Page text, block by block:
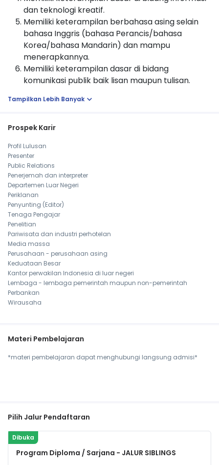
dan teknologi kreatif.
Memiliki keterampilan berbahasa asing selain
bahasa Inggris (bahasa Perancis/bahasa
Korea/bahasa Mandarin) dan mampu
menerapkannya.
Memiliki keterampilan dasar di bidang
komunikasi publik baik lisan maupun tulisan.
Tampilkan Lebih Banyak expand_more
Prospek Karir
Profil Lulusan
Presenter
Public Relations
Penerjemah dan interpreter
Departemen Luar Negeri
Periklanan
Penyunting (Editor)
Tenaga Pengajar
Penelitian
Pariwisata dan industri perhotelan
Media massa
Perusahaan - perusahaan asing
Keduataan Besar
Kantor perwakilan Indonesia di luar negeri
Lembaga - lembaga pemerintah maupun non-pemerintah
Perbankan
Wirausaha
Materi Pembelajaran
*materi pembelajaran dapat menghubungi langsung admisi*
Pilih Jalur Pendaftaran
Dibuka
Program Diploma / Sarjana - JALUR SIBLINGS